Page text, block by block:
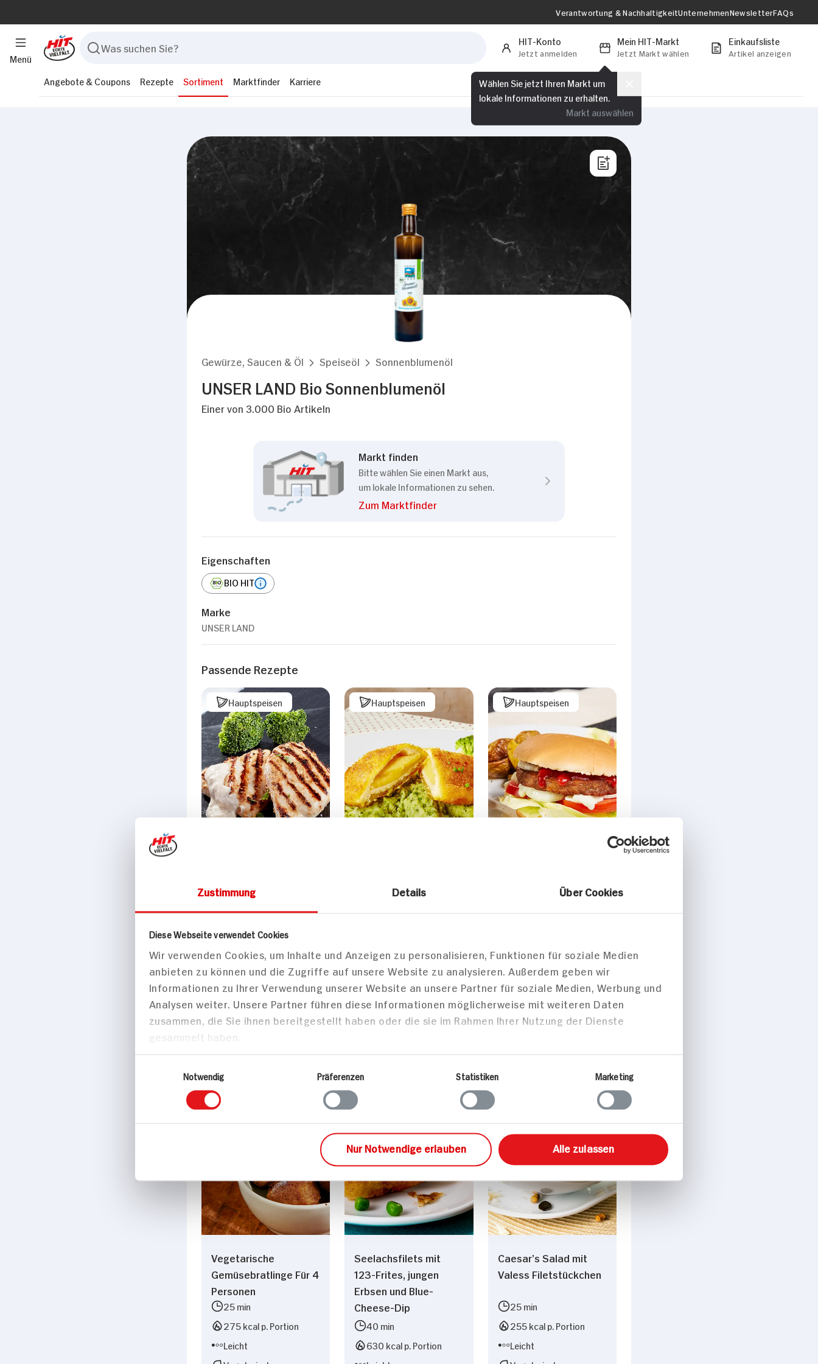
Zustimmung Details Über Cookies
Diese Webseite verwendet Cookies
Wir verwenden Cookies, um Inhalte und Anzeigen zu personalisieren, Funktionen für soziale Medien
anbieten zu können und die Zugriffe auf unsere Website zu analysieren. Außerdem geben wir
Informationen zu Ihrer Verwendung unserer Website an unsere Partner für soziale Medien, Werbung und
Analysen weiter. Unsere Partner führen diese Informationen möglicherweise mit weiteren Daten
zusammen, die Sie ihnen bereitgestellt haben oder die sie im Rahmen Ihrer Nutzung der Dienste
gesammelt haben.
Notwendig
Präferenzen Statistiken Marketing
Nur Notwendige erlauben Alle zulassen
Menü
Verantwortung & NachhaltigkeitUnternehmenNewsletterFAQs
HIT-Konto
Jetzt anmelden
Mein HIT-Markt
Jetzt Markt wählen
Wählen Sie jetzt Ihren Markt um
lokale Informationen zu erhalten.
Markt auswählen
Einkaufsliste
Artikel anzeigen
Angebote & Coupons Rezepte Sortiment Marktfinder Karriere
Gewürze, Saucen & Öl Speiseöl Sonnenblumenöl
UNSER LAND Bio Sonnenblumenöl
Einer von 3.000 Bio Artikeln
Markt finden
Bitte wählen Sie einen Markt aus,
um lokale Informationen zu sehen.
Zum Marktfinder
Eigenschaften
BIO HIT
Marke
UNSER LAND
Passende Rezepte
Hauptspeisen
Gegrillte
Hähnchenbrust in Thai-
Curry-Marinade mit
grünem Gemüse
20 min
432 kcal p. Portion
Leicht
Hauptspeisen
Valess Gouda mit
426 kcal p. Portion
Leicht
Vegetarisch
Hauptspeisen
Vegane Burger mit
532 kcal p. Portion
Leicht
Vegan
Vegetarische
Gemüsebratlinge Für 4
Personen
25 min
275 kcal p. Portion
Leicht
Seelachsfilets mit
123-Frites, jungen
Erbsen und Blue-
Cheese-Dip
40 min
630 kcal p. Portion
Caesar’s Salad mit
Valess Filetstückchen
25 min
255 kcal p. Portion
Leicht